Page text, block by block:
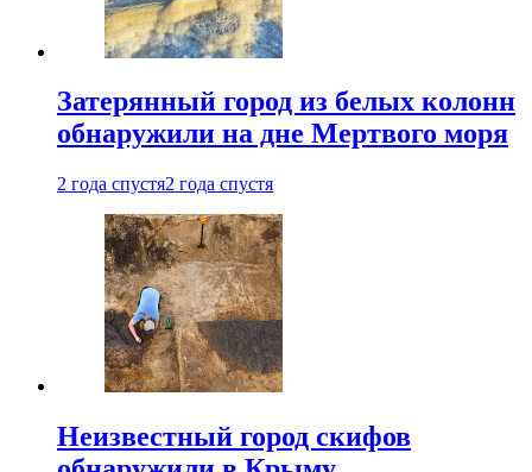
Затерянный город из белых колонн
обнаружили на дне Мертвого моря
2 года спустя2 года спустя
Неизвестный город скифов